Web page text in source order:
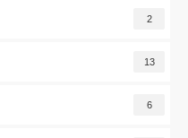
2
13
6